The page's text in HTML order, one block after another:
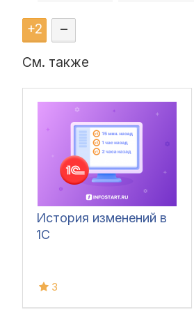
+2 –
См. также
История изменений в
1С
3